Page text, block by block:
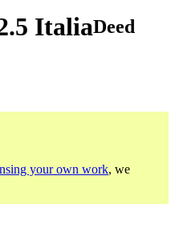
ItaliaDeed
your own work, we